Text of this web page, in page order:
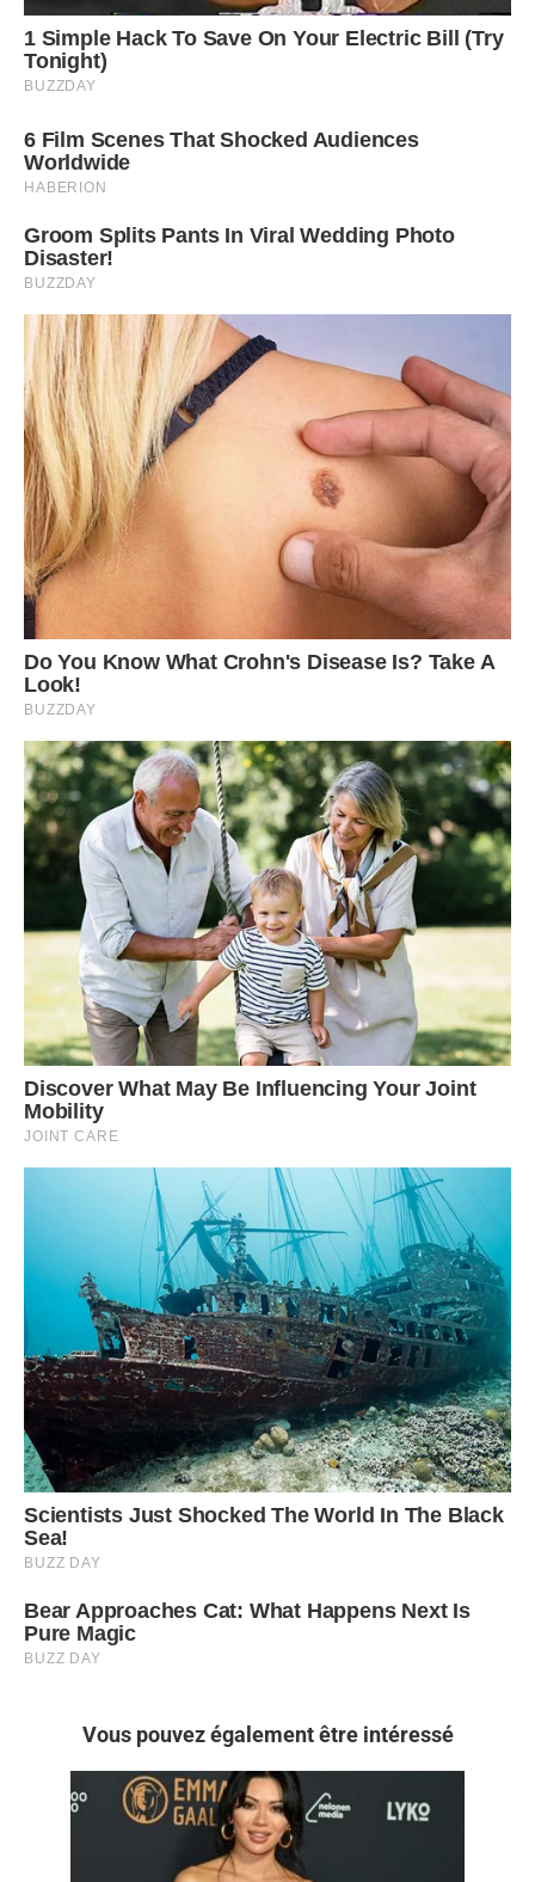
Vous pouvez également être intéressé